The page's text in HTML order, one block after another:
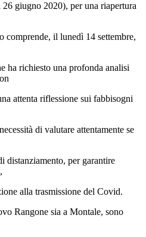
giugno 2020), per una riapertura
comprende, il lunedì 14 settembre,
ha richiesto una profonda analisi
attenta riflessione sui fabbisogni
di valutare attentamente se
distanziamento, per garantire
alla trasmissione del Covid.
Rangone sia a Montale, sono